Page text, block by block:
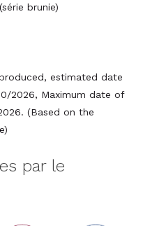
brunie)
estimated date
2026, Maximum date of
(Based on the
par le